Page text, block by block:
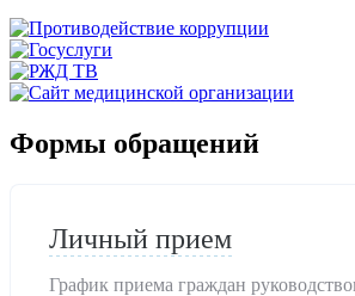
Формы обращений
Личный прием
График приема граждан